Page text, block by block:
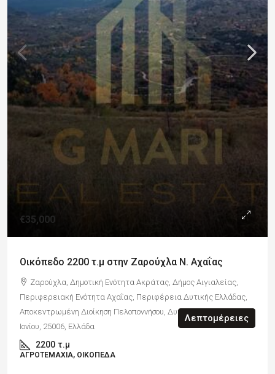
€35,000
Οικόπεδο 2200 τ.μ στην Ζαρούχλα Ν. Αχαΐας
Ζαρούχλα, Δημοτική Ενότητα Ακράτας, Δήμος Αιγιαλείας,
Περιφερειακή Ενότητα Αχαΐας, Περιφέρεια Δυτικής Ελλάδας,
Αποκεντρωμένη Διοίκηση Πελοποννήσου, Δυτικής Ελλάδας και
Ιονίου, 25006, Ελλάδα
2200 τ.μ
ΑΓΡΟΤΕΜΆΧΙΑ, ΟΙΚΌΠΕΔΑ
Λεπτομέρειες